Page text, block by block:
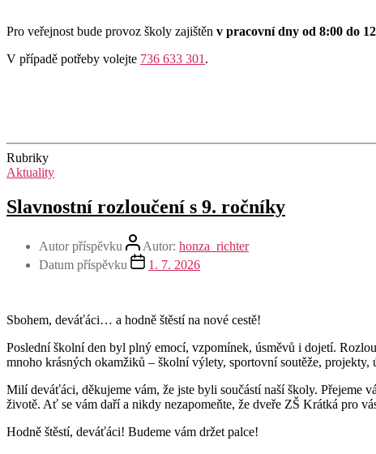
Pro veřejnost bude provoz školy zajištěn v pracovní dny od 8:00 do
V případě potřeby volejte 736 633 301 .
Rubriky
Aktuality
Slavnostní rozloučení s 9. ročníky
Autor příspěvku Autor: honza_richter
Datum příspěvku
1. 7. 2026
Sbohem, deváťáci… a hodně štěstí na nové cestě!
Poslední školní den byl plný emocí, vzpomínek, úsměvů i dojetí.
mnoho krásných okamžiků – školní výlety, sportovní soutěže,
Milí deváťáci, děkujeme vám, že jste byli součástí naší školy. Přejeme
životě. Ať se vám daří a nikdy nezapomeňte, že dveře ZŠ Krátká pro
Hodně štěstí, deváťáci! Budeme vám držet palce!